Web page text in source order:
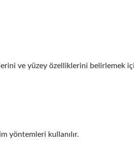
ve yüzey özelliklerini belirlemek
yöntemleri kullanılır.